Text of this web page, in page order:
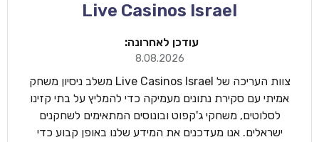
Live Casinos Israel
עודכן לאחרונה:
8.08.2026
צוות העריכה של Live Casinos Israel משלב ניסיון משחק
אמיתי עם סקירת נתונים מעמיקה כדי להמליץ על בתי קזינו
לסלוטים, משחקי ג'קפוט ובונוסים המתאימים לשחקנים
ישראלים. אנו מעדכנים את המידע שלנו באופן קבוע כדי